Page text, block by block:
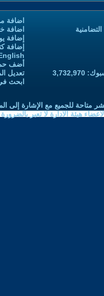
اضافة
اضافة
إضافة
إضافة
أضف
تعديل
ابحث
متاحة للجميع مع الإشارة إلى
هيئة الادارة لا تعبر